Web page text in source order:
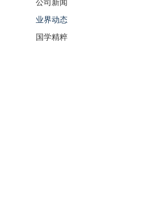
公司新闻
业界动态
国学精粹